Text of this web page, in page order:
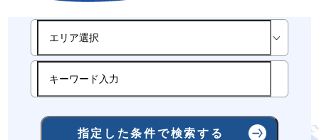
指定した条件で検索する